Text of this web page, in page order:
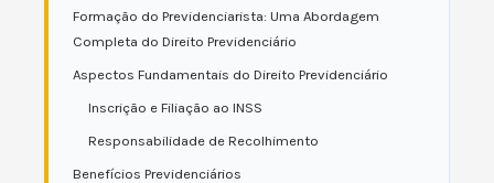
Formação do Previdenciarista: Uma Abordagem
Completa do Direito Previdenciário
Aspectos Fundamentais do Direito Previdenciário
Inscrição e Filiação ao INSS
Responsabilidade de Recolhimento
Benefícios Previdenciários